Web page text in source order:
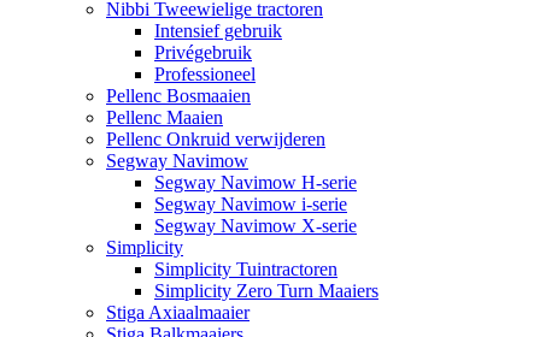
Nibbi Tweewielige tractoren
Intensief gebruik
Privégebruik
Professioneel
Pellenc Bosmaaien
Pellenc Maaien
Pellenc Onkruid verwijderen
Segway Navimow
Segway Navimow H-serie
Segway Navimow i-serie
Segway Navimow X-serie
Simplicity
Simplicity Tuintractoren
Simplicity Zero Turn Maaiers
Stiga Axiaalmaaier